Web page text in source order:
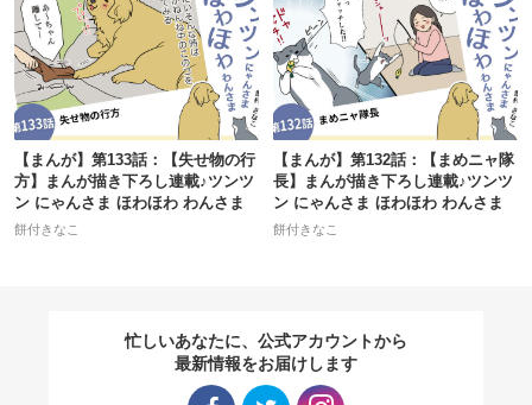
【まんが】第133話：【失せ物の行
方】まんが描き下ろし連載♪ツンツ
ン にゃんさま ほわほわ わんさま
餅付きなこ
【まんが】第132話：【まめニャ隊
長】まんが描き下ろし連載♪ツンツ
ン にゃんさま ほわほわ わんさま
餅付きなこ
忙しいあなたに、公式アカウントから
最新情報をお届けします